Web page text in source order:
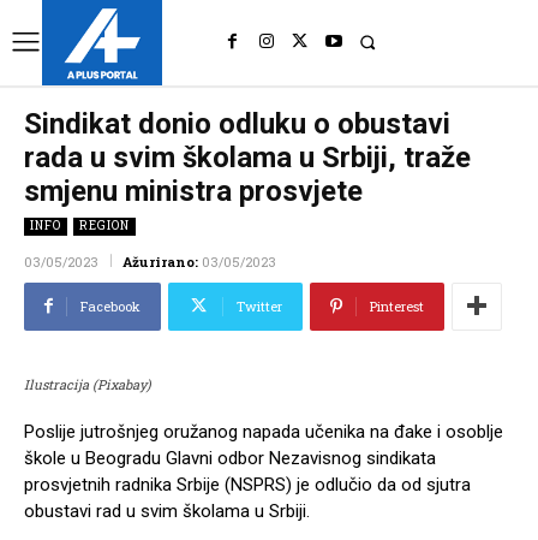
Sindikat donio odluku o obustavi
rada u svim školama u Srbiji, traže
smjenu ministra prosvjete
INFO REGION
03/05/2023 Ažurirano: 03/05/2023
Facebook Twitter Pinterest
Ilustracija (Pixabay)
Poslije jutrošnjeg oružanog napada učenika na đake i osoblje
škole u Beogradu Glavni odbor Nezavisnog sindikata
prosvjetnih radnika Srbije (NSPRS) je odlučio da od sjutra
obustavi rad u svim školama u Srbiji.